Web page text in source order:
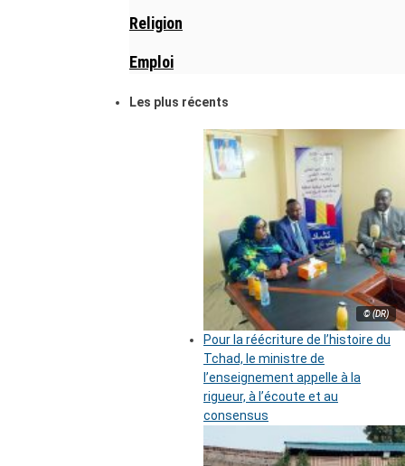
Religion
Emploi
Les plus récents
© (DR)
Pour la réécriture de l’histoire du
Tchad, le ministre de
l’enseignement appelle à la
rigueur, à l’écoute et au
consensus